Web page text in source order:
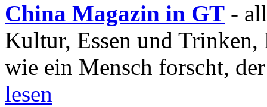
China Magazin in GT -
Kultur, Essen und
wie ein Mensch forscht,
lesen